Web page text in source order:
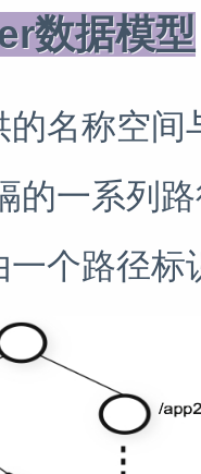
数据模型
名称空
的一系列
一个路径标